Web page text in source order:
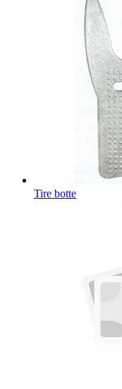
Tire botte